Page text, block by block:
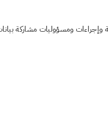
ومسؤوليات مشاركة